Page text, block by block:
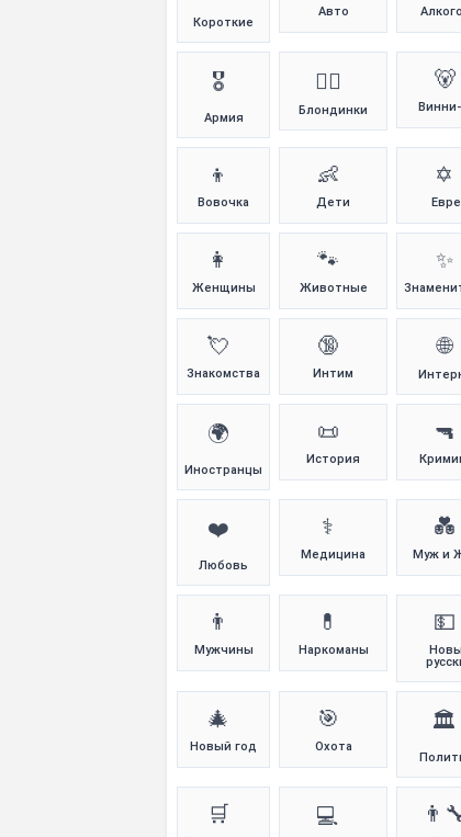
Короткие
Авто
🎖️
Армия
👱‍♀️
Блондинки
🐻
👦
Вовочка
👶
Дети
✡️
👩
Женщины
🐾
Животные
✨
💘
Знакомства
🔞
Интим
🌐
🌍
Иностранцы
📜
История
🔫
❤️
Любовь
⚕️
Медицина
💑
Муж и
👨
Мужчины
💊
Наркоманы
💵
🎄
Новый год
🎯
Охота
🏛️
🛒 💻